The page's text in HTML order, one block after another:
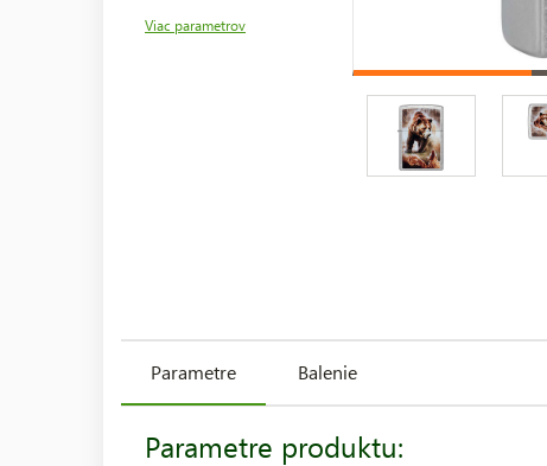
Viac parametrov
Parametre Balenie
Parametre produktu: